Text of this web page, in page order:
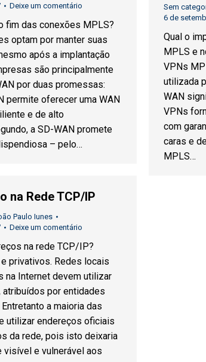
Deixe um comentário
fim das conexões MPLS?
optam por manter suas
após a implantação
são principalmente
por duas promessas:
permite oferecer uma WAN
e de alto
a SD-WAN promete
– pelo…
Sem
6 de
Qual o
MPLS e
VPNs
utilizada
WAN
VPNs
com
caras e
MPLS…
na Rede TCP/IP
Paulo Iunes
Deixe um comentário
na rede TCP/IP?
privativos. Redes locais
na Internet devem utilizar
por entidades
a maioria das
utilizar endereços oficiais
da rede, pois isto deixaria
visível e vulnerável aos